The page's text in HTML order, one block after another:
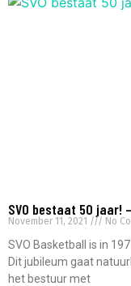
SVO bestaat 50 jaar!
November 11, 2021 No
SVO Basketball is in
Dit jubileum gaat
het bestuur met